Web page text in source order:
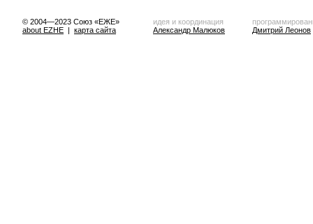
© 2004—2023 Союз «ЕЖЕ»
about EZHE | карта сайта
идея и координация
Александр Малюков
Дмитрий Леонов